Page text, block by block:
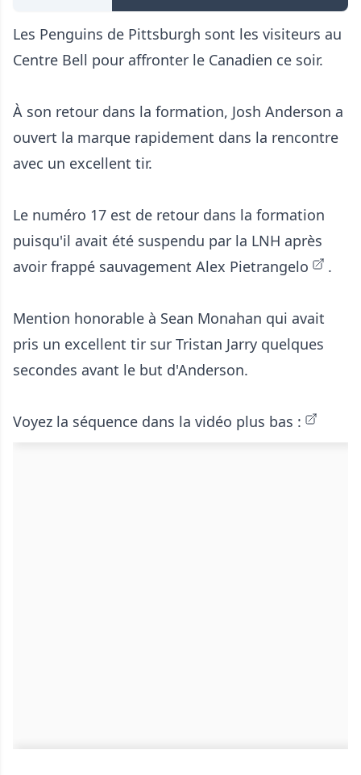
Les Penguins de Pittsburgh sont les visiteurs au
Centre Bell pour affronter le Canadien ce soir.
À son retour dans la formation, Josh Anderson a
ouvert la marque rapidement dans la rencontre
avec un excellent tir.
Le numéro 17 est de retour dans la formation
puisqu'il avait été suspendu par la LNH après
avoir frappé sauvagement Alex Pietrangelo
.
Mention honorable à Sean Monahan qui avait
pris un excellent tir sur Tristan Jarry quelques
secondes avant le but d'Anderson.
Voyez la séquence dans la vidéo plus bas :